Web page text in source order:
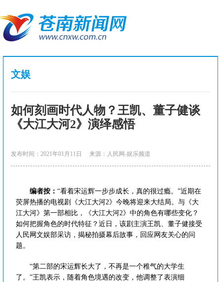
文娱
如何刻画时代人物？王凯、董子健谈
《大江大河2》演绎感悟
发布时间：2021年01月11日 来源：人民网-娱乐频道
编者按：“看着宋运辉一步步成长，真的很过瘾。”近期在
荧屏热播的电视剧《大江大河2》今晚将迎来大结局。与《大
江大河》第一部相比，《大江大河2》中的角色有哪些变化？
如何把握角色的时代特征？近日，该剧主演王凯、董子健接受
人民网文娱部采访，揭秘拍摄幕后故事，回应网友关心的问
题。
“第二部的宋运辉长大了，不再是一个稚气的大学生
了。”王凯表示，随着角色境遇的改变，他调整了表演细